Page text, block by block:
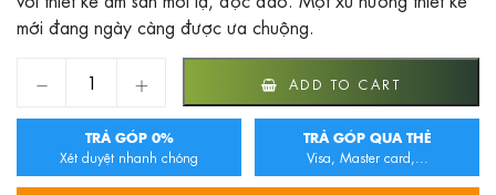
mới đang ngày càng được ưa chuộng.
BỒN TẮM MASSAGE NG-1212/ 1212P quantity
ADD TO CART
TRẢ GÓP 0%
Xét duyệt nhanh chóng
TRẢ GÓP QUA THẺ
Visa, Master card,...